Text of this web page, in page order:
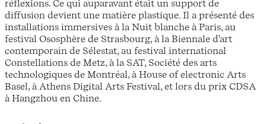
réflexions. Ce qui auparavant était un support de
diffusion devient une matière plastique. Il a présenté des
installations immersives à la Nuit blanche à Paris, au
festival Ososphère de Strasbourg, à la Biennale d'art
contemporain de Sélestat, au festival international
Constellations de Metz, à la SAT, Société des arts
technologiques de Montréal, à House of electronic Arts
Basel, à Athens Digital Arts Festival, et lors du prix CDSA
à Hangzhou en Chine.